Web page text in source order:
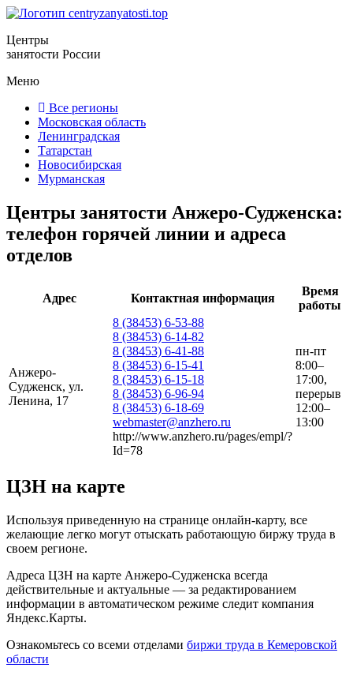
Центры
занятости России
Меню
Все регионы
Московская область
Ленинградская
Татарстан
Новосибирская
Мурманская
Центры занятости Анжеро-Судженска:
телефон горячей линии и адреса
отделов
Адрес Контактная информация
Время
работы
Анжеро-
Судженск, ул.
Ленина, 17
8 (38453) 6-53-88
8 (38453) 6-14-82
8 (38453) 6-41-88
8 (38453) 6-15-41
8 (38453) 6-15-18
8 (38453) 6-96-94
8 (38453) 6-18-69
webmaster@anzhero.ru
http://www.anzhero.ru/pages/empl/?
Id=78
пн-пт
8:00–
17:00,
перерыв
12:00–
13:00
ЦЗН на карте
Используя приведенную на странице онлайн-карту, все
желающие легко могут отыскать работающую биржу труда в
своем регионе.
Адреса ЦЗН на карте Анжеро-Судженска всегда
действительные и актуальные — за редактированием
информации в автоматическом режиме следит компания
Яндекс.Карты.
Ознакомьтесь со всеми отделами биржи труда в Кемеровской
области